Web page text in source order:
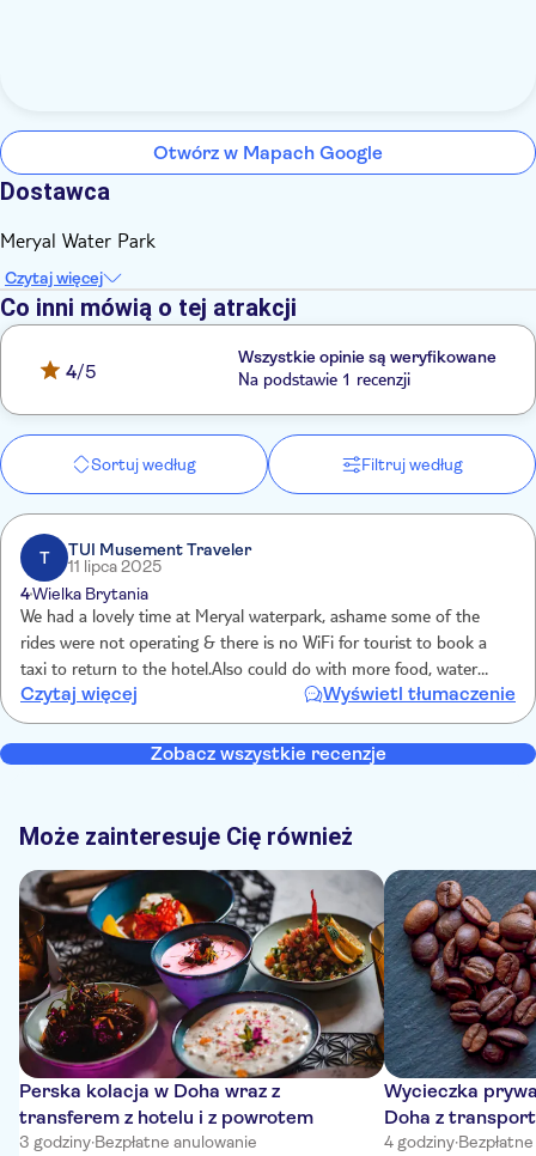
Otwórz w Mapach Google
Dostawca
Meryal Water Park
Czytaj więcej
Co inni mówią o tej atrakcji
4/5
Wszystkie opinie są weryfikowane
Na podstawie 1 recenzji
Sortuj według Filtruj według
T
TUI Musement Traveler
11 lipca 2025
4Wielka Brytania
We had a lovely time at Meryal waterpark, ashame some of the
rides were not operating & there is no WiFi for tourist to book a
taxi to return to the hotel.Also could do with more food, water
stations for ice cream/snacks Overall my son had a fantastic time,
thank you
Czytaj więcej Wyświetl tłumaczenie
Zobacz wszystkie recenzje
Może zainteresuje Cię również
Perska kolacja w Doha wraz z
transferem z hotelu i z powrotem
3 godziny·Bezpłatne anulowanie
Wycieczka
Doha z
degustacją
4 godziny·